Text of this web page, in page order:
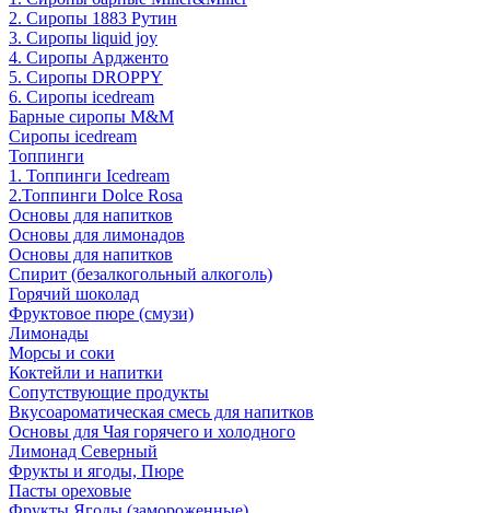
2. Сиропы 1883 Рутин
3. Cиропы liquid joy
4. Cиропы Ардженто
5. Сиропы DROPPY
6. Сиропы icedream
Барные сиропы M&M
Сиропы icedream
Топпинги
1. Топпинги Icedream
2.Топпинги Dolce Rosa
Основы для напитков
Основы для лимонадов
Основы для напитков
Спирит (безалкогольный алкоголь)
Горячий шоколад
Фруктовое пюре (смузи)
Лимонады
Морсы и соки
Коктейли и напитки
Сопутствующие продукты
Вкусоароматическая смесь для напитков
Основы для Чая горячего и холодного
Лимонад Северный
Фрукты и ягоды, Пюре
Пасты ореховые